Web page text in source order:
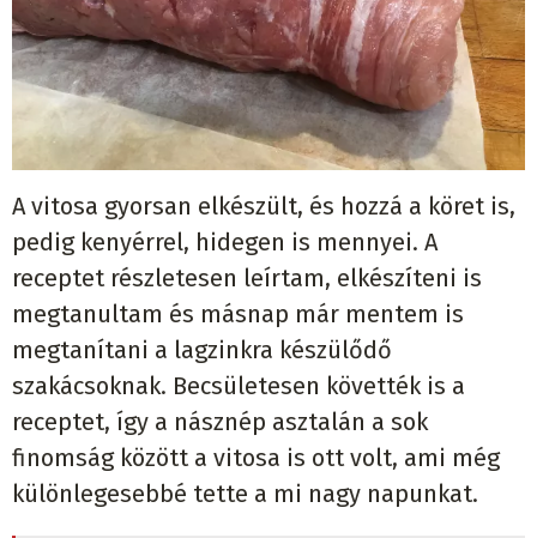
A vitosa gyorsan elkészült, és hozzá a köret is,
pedig kenyérrel, hidegen is mennyei. A
receptet részletesen leírtam, elkészíteni is
megtanultam és másnap már mentem is
megtanítani a lagzinkra készülődő
szakácsoknak. Becsületesen követték is a
receptet, így a násznép asztalán a sok
finomság között a vitosa is ott volt, ami még
különlegesebbé tette a mi nagy napunkat.